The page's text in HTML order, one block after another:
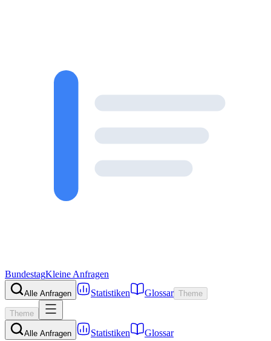
BundestagKleine Anfragen
Alle Anfragen Statistiken Glossar Theme
Theme
Alle Anfragen Statistiken Glossar